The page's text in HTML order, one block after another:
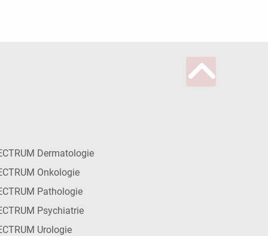
Dermatologie
Onkologie
Pathologie
Psychiatrie
Urologie